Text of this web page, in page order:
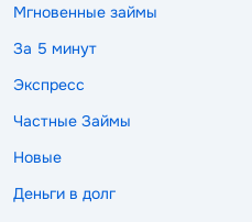
Мгновенные займы
За 5 минут
Экспресс
Частные Займы
Новые
Деньги в долг